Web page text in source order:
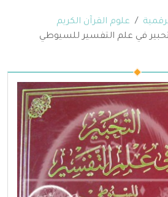
علوم القرآن الكريم
في علم التفسير للسيوطي